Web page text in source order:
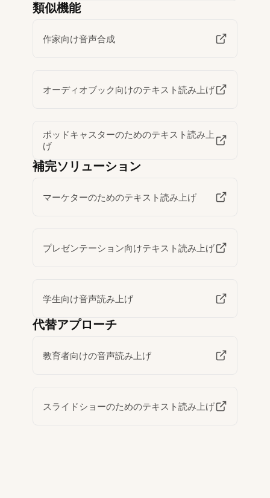
類似機能
作家向け音声合成
オーディオブック向けのテキスト読み上げ
ポッドキャスターのためのテキスト読み上
げ
補完ソリューション
マーケターのためのテキスト読み上げ
プレゼンテーション向けテキスト読み上げ
学生向け音声読み上げ
代替アプローチ
教育者向けの音声読み上げ
スライドショーのためのテキスト読み上げ